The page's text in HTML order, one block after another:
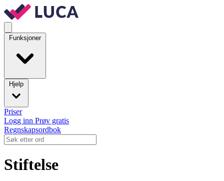
Funksjoner
Hjelp
Priser
Logg inn Prøv gratis
Regnskapsordbok
Stiftelse